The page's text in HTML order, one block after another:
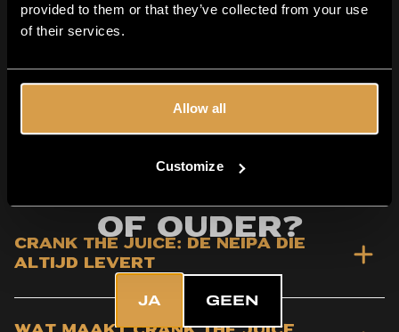
provided to them or that they’ve collected from your use
of their services.
Allow all
Customize
Ben je 18 jaar
of ouder?
JA GEEN
Over Crank the Juice
Crank the Juice: de NEIPA die
altijd levert